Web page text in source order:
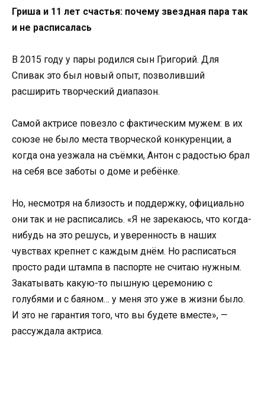
Гриша и 11 лет счастья: почему звездная пара так
и не расписалась
В 2015 году у пары родился сын Григорий. Для
Спивак это был новый опыт, позволивший
расширить творческий диапазон.
Самой актрисе повезло с фактическим мужем: в их
союзе не было места творческой конкуренции, а
когда она уезжала на съёмки, Антон с радостью брал
на себя все заботы о доме и ребёнке.
Но, несмотря на близость и поддержку, официально
они так и не расписались. «Я не зарекаюсь, что когда-
нибудь на это решусь, и уверенность в наших
чувствах крепнет с каждым днём. Но расписаться
просто ради штампа в паспорте не считаю нужным.
Закатывать какую-то пышную церемонию с
голубями и с баяном… у меня это уже в жизни было.
И это не гарантия того, что вы будете вместе», —
рассуждала актриса.